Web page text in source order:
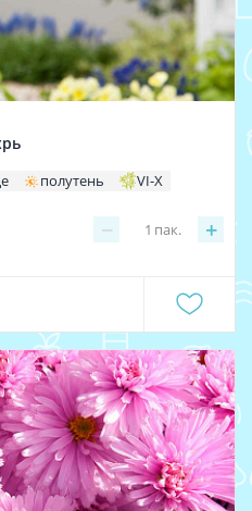
полутень VI-X
− +
1 пак.